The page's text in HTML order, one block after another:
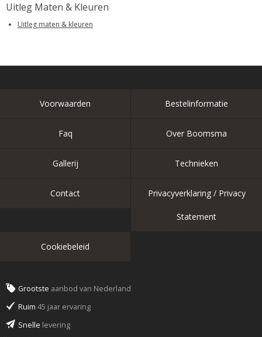
Uitleg Maten & Kleuren
Uitleg maten & kleuren
Voorwaarden Bestelinformatie
Faq Over Boomsma
Gallerij Technieken
Contact Privacyverklaring / Privacy
Statement
Cookiebeleid
Grootste aanbod van Nederland
Ruim 45 jaar ervaring
Snelle levering